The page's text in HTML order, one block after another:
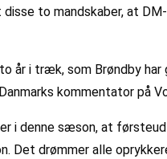
to mandskaber, at
to år i træk, som Brøndby
kommentator på
i denne sæson, at
Det drømmer alle